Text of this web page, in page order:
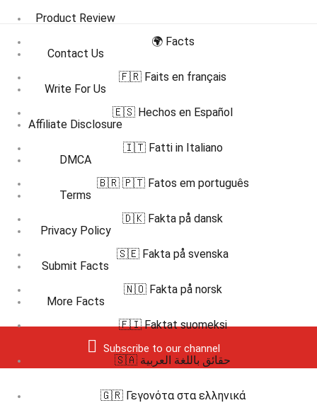
Product Review
Contact Us
Write For Us
Affiliate Disclosure
DMCA
Terms
Privacy Policy
Submit Facts
More Facts
Subscribe to our channel
🌍 Facts
🇫🇷 Faits en français
🇪🇸 Hechos en Español
🇮🇹 Fatti in Italiano
🇧🇷 🇵🇹 Fatos em português
🇩🇰 Fakta på dansk
🇸🇪 Fakta på svenska
🇳🇴 Fakta på norsk
🇫🇮 Faktat suomeksi
🇸🇦 حقائق باللغة العربية
🇬🇷 Γεγονότα στα ελληνικά